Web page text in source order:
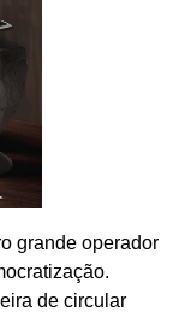
grande operador
de circular